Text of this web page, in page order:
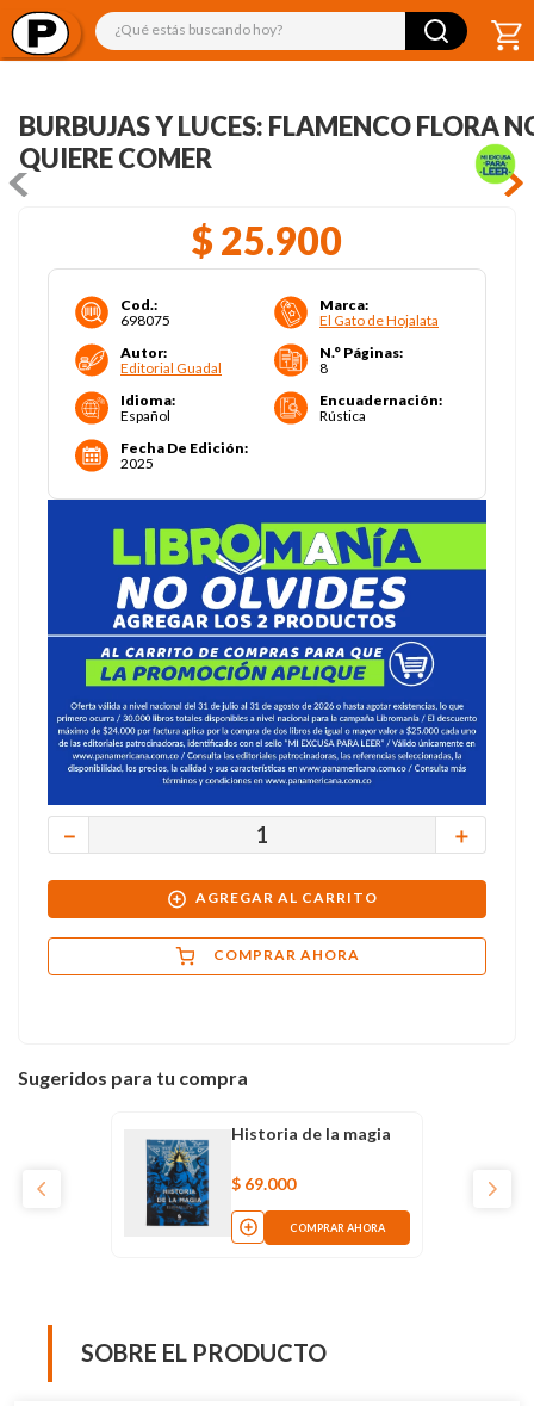
¿Qué estás buscando hoy?
BURBUJAS Y LUCES: FLAMENCO FLORA
QUIERE COMER
$ 25.900
Cod.:
698075
Marca:
El Gato de Hojalata
Autor:
Editorial Guadal
N.° Páginas:
8
Idioma:
Español
Encuadernación:
Rústica
Fecha De Edición:
2025
＋
－
AGREGAR AL CARRITO
COMPRAR AHORA
Sugeridos para tu compra
Historia de la magia
$ 69.000
COMPRAR AHORA
SOBRE EL PRODUCTO